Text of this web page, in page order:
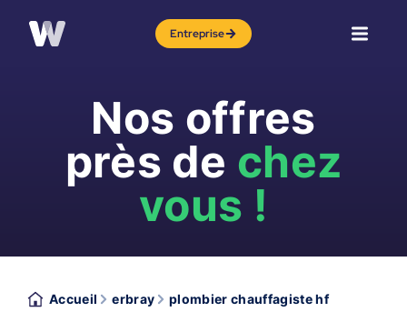
Entreprise
Nos offres
près de chez
vous !
Accueil erbray plombier chauffagiste hf